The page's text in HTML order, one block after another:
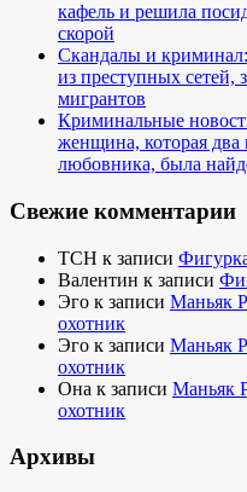
кафель и решила
скорой
Скандалы и
из преступных сетей,
мигрантов
Криминальные
женщина, которая два
любовника, была
Свежие комментарии
TCH к записи
Валентин к записи
Эго к записи Маньяк
охотник
Эго к записи Маньяк
охотник
Она к записи Маньяк
охотник
Архивы